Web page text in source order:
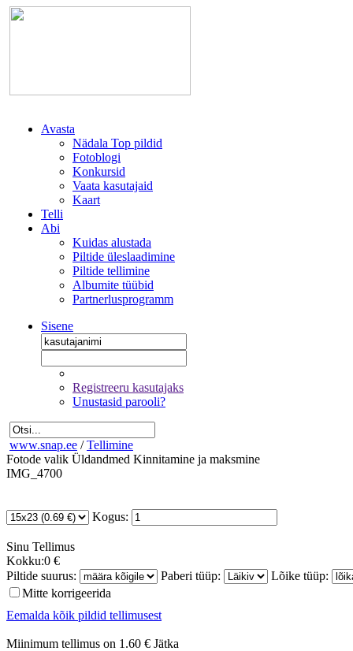
Avasta
Nädala Top pildid
Fotoblogi
Konkursid
Vaata kasutajaid
Kaart
Telli
Abi
Kuidas alustada
Piltide üleslaadimine
Piltide tellimine
Albumite tüübid
Partnerlusprogramm
Sisene
Registreeru kasutajaks
Unustasid parooli?
www.snap.ee / Tellimine
Fotode valik Üldandmed Kinnitamine ja maksmine
IMG_4700
Kogus:
Sinu Tellimus
Kokku:0 €
Piltide suurus:
Paberi tüüp:
Lõike tüüp:
Mitte korrigeerida
Eemalda kõik pildid tellimusest
Miinimum tellimus on 1.60 € Jätka